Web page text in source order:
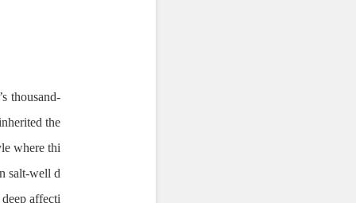
thousand-
the
where thi
salt-well d
affecti